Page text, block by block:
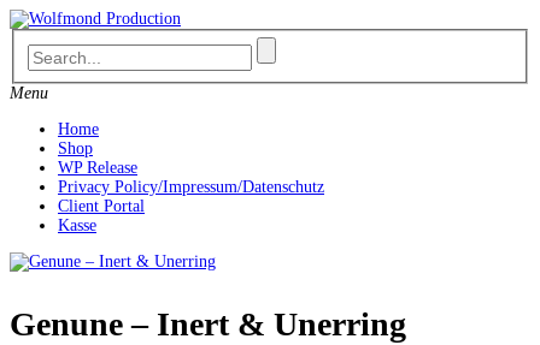
Skip
to
content
Menu
Home
Shop
WP Release
Privacy Policy/Impressum/Datenschutz
Client Portal
Kasse
Genune ‎– Inert & Unerring